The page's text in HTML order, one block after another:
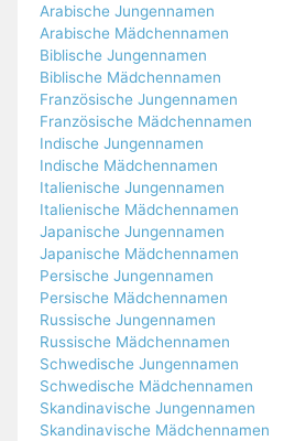
Arabische Jungennamen
Arabische Mädchennamen
Biblische Jungennamen
Biblische Mädchennamen
Französische Jungennamen
Französische Mädchennamen
Indische Jungennamen
Indische Mädchennamen
Italienische Jungennamen
Italienische Mädchennamen
Japanische Jungennamen
Japanische Mädchennamen
Persische Jungennamen
Persische Mädchennamen
Russische Jungennamen
Russische Mädchennamen
Schwedische Jungennamen
Schwedische Mädchennamen
Skandinavische Jungennamen
Skandinavische Mädchennamen